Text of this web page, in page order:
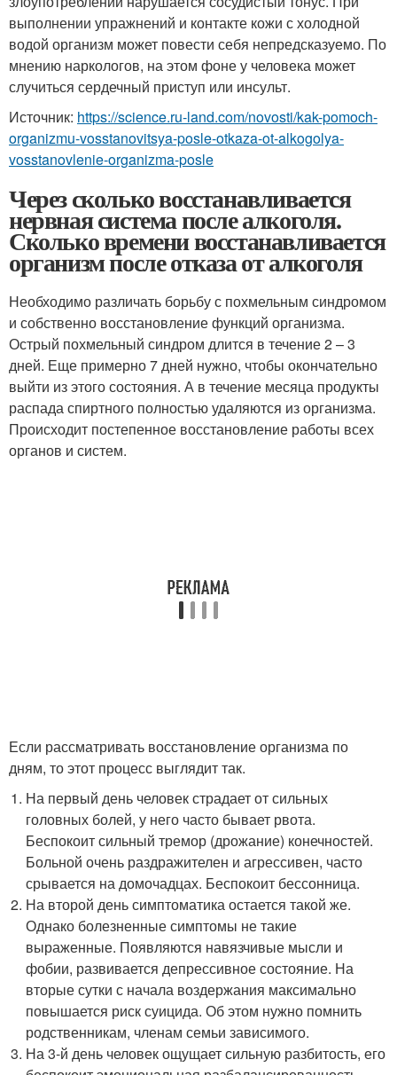
выполнении упражнений и контакте кожи с холодной
водой организм может повести себя непредсказуемо. По
мнению наркологов, на этом фоне у человека может
случиться сердечный приступ или инсульт.
Источник: https://science.ru-land.com/novosti/kak-pomoch-
organizmu-vosstanovitsya-posle-otkaza-ot-alkogolya-
vosstanovlenie-organizma-posle
Через сколько восстанавливается
нервная система после алкоголя.
Сколько времени восстанавливается
организм после отказа от алкоголя
Необходимо различать борьбу с похмельным синдромом
и собственно восстановление функций организма.
Острый похмельный синдром длится в течение 2 – 3
дней. Еще примерно 7 дней нужно, чтобы окончательно
выйти из этого состояния. А в течение месяца продукты
распада спиртного полностью удаляются из организма.
Происходит постепенное восстановление работы всех
органов и систем.
Если рассматривать восстановление организма по
дням, то этот процесс выглядит так.
На первый день человек страдает от сильных
головных болей, у него часто бывает рвота.
Беспокоит сильный тремор (дрожание) конечностей.
Больной очень раздражителен и агрессивен, часто
срывается на домочадцах. Беспокоит бессонница.
На второй день симптоматика остается такой же.
Однако болезненные симптомы не такие
выраженные. Появляются навязчивые мысли и
фобии, развивается депрессивное состояние. На
вторые сутки с начала воздержания максимально
повышается риск суицида. Об этом нужно помнить
родственникам, членам семьи зависимого.
На 3-й день человек ощущает сильную разбитость, его